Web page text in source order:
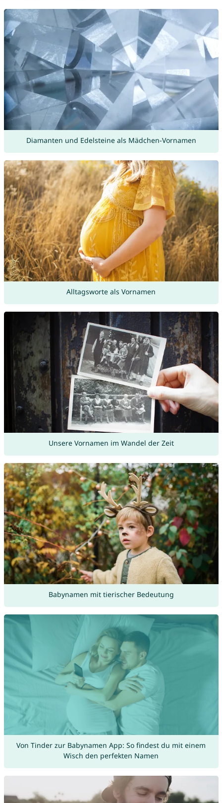
Diamanten und Edelsteine als Mädchen-Vornamen
Alltagsworte als Vornamen
Unsere Vornamen im Wandel der Zeit
Babynamen mit tierischer Bedeutung
Von Tinder zur Babynamen App: So findest du mit einem
Wisch den perfekten Namen